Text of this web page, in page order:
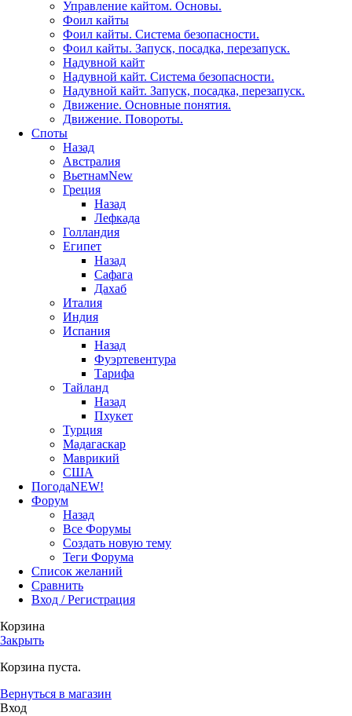
Управление кайтом. Основы.
Фоил кайты
Фоил кайты. Система безопасности.
Фоил кайты. Запуск, посадка, перезапуск.
Надувной кайт
Надувной кайт. Система безопасности.
Надувной кайт. Запуск, посадка, перезапуск.
Движение. Основные понятия.
Движение. Повороты.
Споты
Назад
Австралия
ВьетнамNew
Греция
Назад
Лефкада
Голландия
Египет
Назад
Сафага
Дахаб
Италия
Индия
Испания
Назад
Фуэртевентура
Тарифа
Тайланд
Назад
Пхукет
Турция
Мадагаскар
Маврикий
США
ПогодаNEW!
Форум
Назад
Все Форумы
Создать новую тему
Теги Форума
Список желаний
Сравнить
Вход / Регистрация
Корзина
Закрыть
Корзина пуста.
Вернуться в магазин
Вход